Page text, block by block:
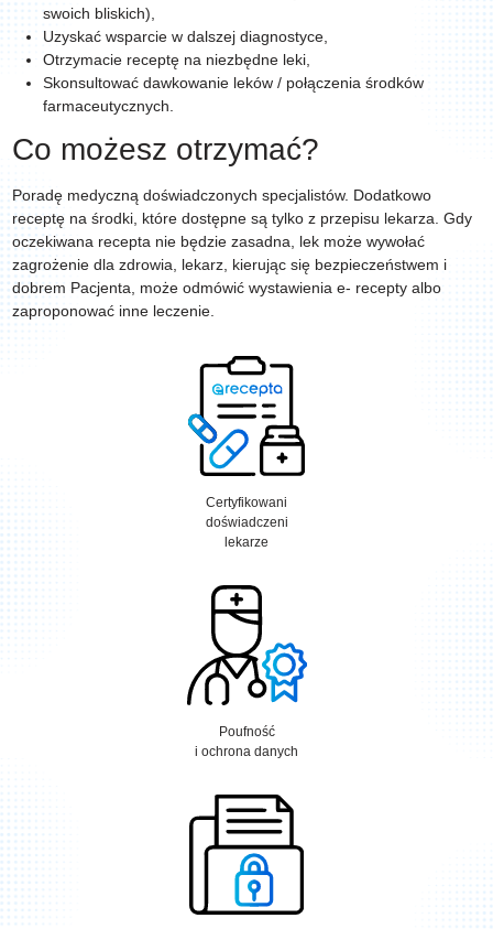
swoich bliskich),
Uzyskać wsparcie w dalszej diagnostyce,
Otrzymacie receptę na niezbędne leki,
Skonsultować dawkowanie leków / połączenia środków
farmaceutycznych.
Co możesz otrzymać?
Poradę medyczną doświadczonych specjalistów. Dodatkowo
receptę na środki, które dostępne są tylko z przepisu lekarza. Gdy
oczekiwana recepta nie będzie zasadna, lek może wywołać
zagrożenie dla zdrowia, lekarz, kierując się bezpieczeństwem i
dobrem Pacjenta, może odmówić wystawienia e- recepty albo
zaproponować inne leczenie.
Certyfikowani
doświadczeni
lekarze
Poufność
i ochrona danych